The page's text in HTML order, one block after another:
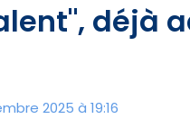
déjà
2025 à 19:16